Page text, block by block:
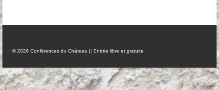
Nous contacter
© 2026 Conférences du Château || Entrée libre et gratuite